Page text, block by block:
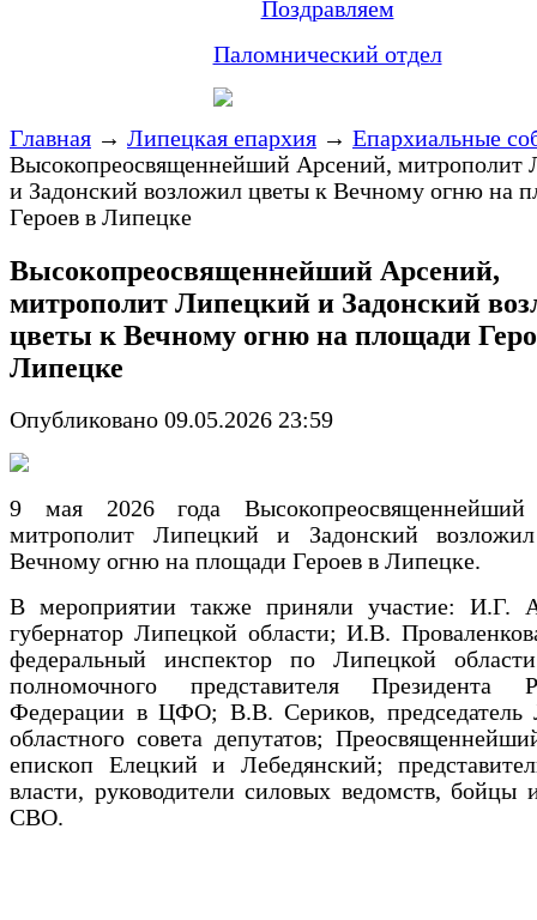
Поздравляем
Паломнический отдел
Главная → Липецкая епархия → Епархиальные
Высокопреосвященнейший Арсений, митрополит
и Задонский возложил цветы к Вечному огню на
Героев в Липецке
Высокопреосвященнейший Арсений,
митрополит Липецкий и Задонский
цветы к Вечному огню на площади
Липецке
Опубликовано 09.05.2026 23:59
9 мая 2026 года Высокопреосвященнейший
митрополит Липецкий и Задонский
Вечному огню на площади Героев в Липецке.
В мероприятии также приняли участие: И.Г.
губернатор Липецкой области; И.В.
федеральный инспектор по Липецкой
полномочного представителя Президента
Федерации в ЦФО; В.В. Сериков, председатель
областного совета депутатов;
епископ Елецкий и Лебедянский;
власти, руководители силовых ведомств, бойцы
СВО.